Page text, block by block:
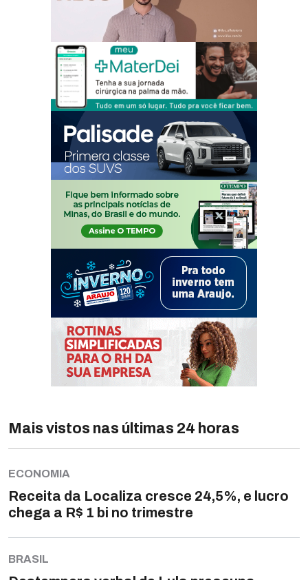
Mais vistos nas últimas 24 horas
ECONOMIA
Receita da Localiza cresce 24,5%, e lucro
chega a R$ 1 bi no trimestre
BRASIL